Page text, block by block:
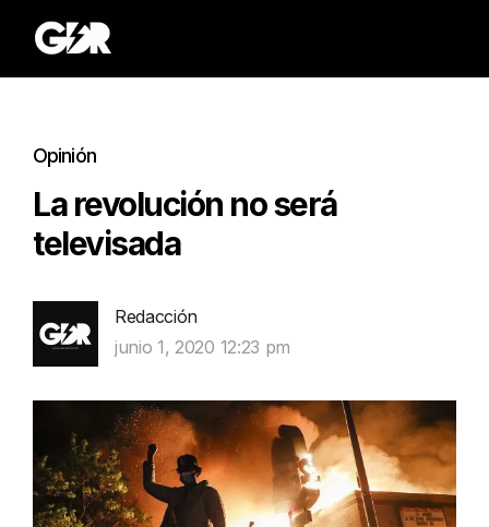
Opinión
La revolución no será
televisada
Redacción
junio 1, 2020 12:23 pm